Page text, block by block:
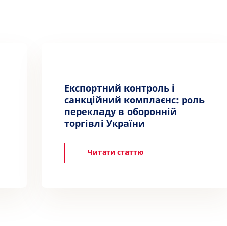
Експортний контроль і
санкційний комплаєнс: роль
перекладу в оборонній
торгівлі України
Читати статтю